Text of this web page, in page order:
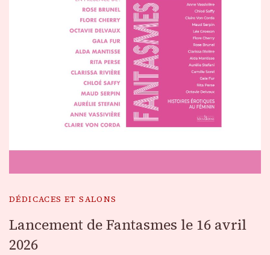
DÉDICACES ET SALONS
Lancement de Fantasmes le 16 avril
2026